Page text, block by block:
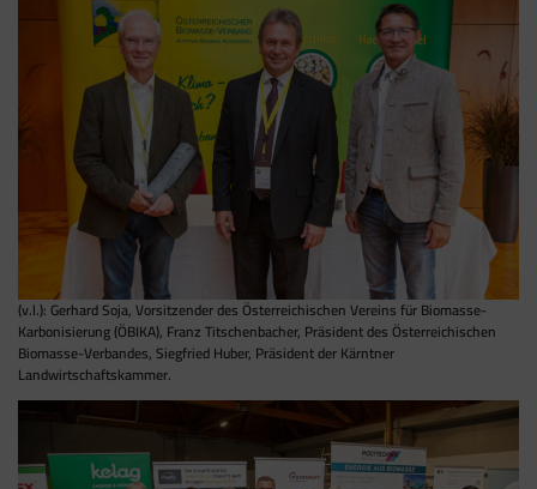
(v.l.): Gerhard Soja, Vorsitzender des Österreichischen Vereins für Biomasse-
Karbonisierung (ÖBIKA), Franz Titschenbacher, Präsident des Österreichischen
Biomasse-Verbandes, Siegfried Huber, Präsident der Kärntner
Landwirtschaftskammer.